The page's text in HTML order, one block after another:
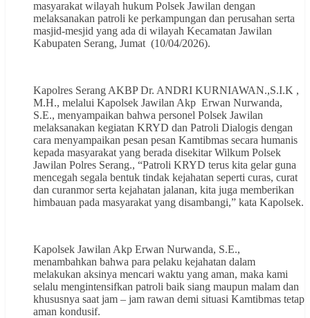
masyarakat wilayah hukum Polsek Jawilan dengan
melaksanakan patroli ke perkampungan dan perusahan serta
masjid-mesjid yang ada di wilayah Kecamatan Jawilan
Kabupaten Serang, Jumat (10/04/2026).
Kapolres Serang AKBP Dr. ANDRI KURNIAWAN.,S.I.K ,
M.H., melalui Kapolsek Jawilan Akp Erwan Nurwanda,
S.E., menyampaikan bahwa personel Polsek Jawilan
melaksanakan kegiatan KRYD dan Patroli Dialogis dengan
cara menyampaikan pesan pesan Kamtibmas secara humanis
kepada masyarakat yang berada disekitar Wilkum Polsek
Jawilan Polres Serang., “Patroli KRYD terus kita gelar guna
mencegah segala bentuk tindak kejahatan seperti curas, curat
dan curanmor serta kejahatan jalanan, kita juga memberikan
himbauan pada masyarakat yang disambangi,” kata Kapolsek.
Kapolsek Jawilan Akp Erwan Nurwanda, S.E.,
menambahkan bahwa para pelaku kejahatan dalam
melakukan aksinya mencari waktu yang aman, maka kami
selalu mengintensifkan patroli baik siang maupun malam dan
khususnya saat jam – jam rawan demi situasi Kamtibmas tetap
aman kondusif.